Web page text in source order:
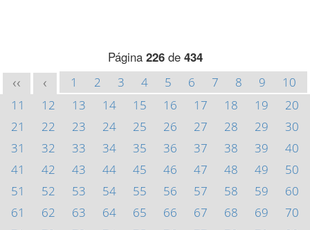
Página 226de 434
<< < 1 2 3 4 5 6 7 8 9
10
11
12 13 14 15 16 17 18 19
20
21
22 23 24 25 26 27 28 29
30
31
32 33 34 35 36 37 38 39
40
41
42 43 44 45 46 47 48 49
50
51
52 53 54 55 56 57 58 59
60
61
62 63 64 65 66 67 68 69
70